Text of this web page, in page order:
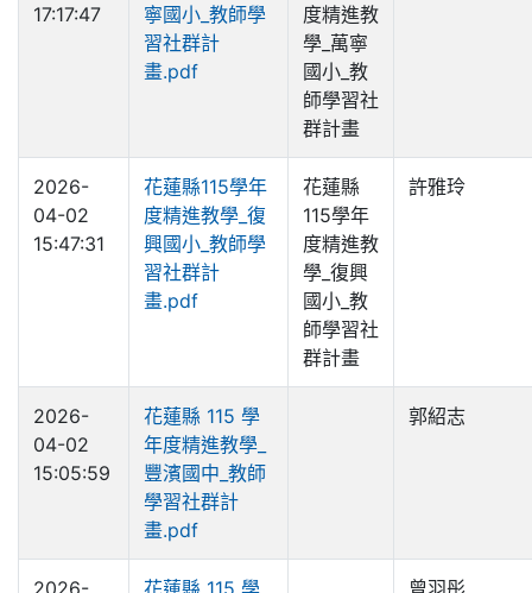
17:17:47
寧國小_教師學
習社群計
畫.pdf
度精進教
學_萬寧
國小_教
師學習社
群計畫
2026-
04-02
15:47:31
花蓮縣115學年
度精進教學_復
興國小_教師學
習社群計
畫.pdf
花蓮縣
115學年
度精進教
學_復興
國小_教
師學習社
群計畫
許雅玲
2026-
04-02
15:05:59
花蓮縣 115 學
年度精進教學_
豐濱國中_教師
學習社群計
畫.pdf
郭紹志
2026-
花蓮縣 115 學
曾羽彤